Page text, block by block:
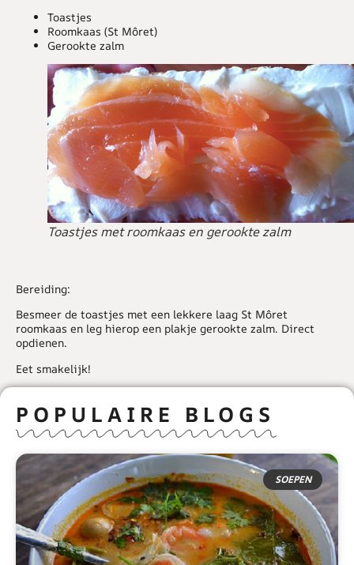
Toastjes
Roomkaas (St Môret)
Gerookte zalm
Toastjes met roomkaas en gerookte zalm
Bereiding:
Besmeer de toastjes met een lekkere laag St Môret
roomkaas en leg hierop een plakje gerookte zalm. Direct
opdienen.
Eet smakelijk!
POPULAIRE BLOGS
SOEPEN